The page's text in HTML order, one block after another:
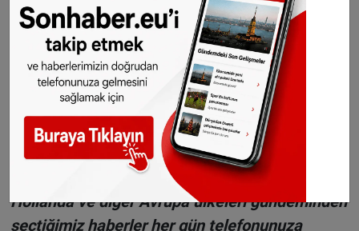
sözleşmeleri vasıtasıyla maaşlara yılın üçüncü
çeyreğinde yapılan yüzde 3,4’lük zam, son 13
yıldır yapılan en büyük zam olmasına rağmen
artan enflasyon karşısında vatandaşa çok fazla
fayda sağlamadı.
Foto:Renata Vanaga - Unsplash
WhatsAppta ücretsiz bültenimize abone olun,
Hollanda ve diğer Avrupa ülkeleri gündeminden
seçtiğimiz haberler her gün telefonunuza